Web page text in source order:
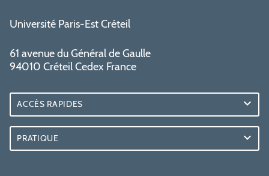
Université Paris-Est Créteil
61 avenue du Général de Gaulle
94010 Créteil Cedex France
ACCÈS RAPIDES
PRATIQUE